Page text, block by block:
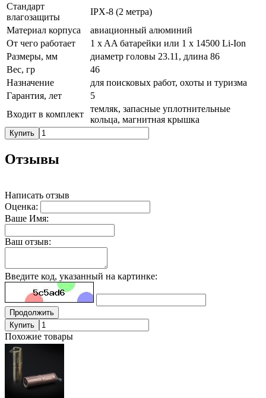
Стандарт
влагозащиты
IPX-8 (2 метра)
Материал корпуса
авиационный алюминий
От чего работает
1 x AA батарейки или 1 x 14500 Li-Ion
Размеры, мм
диаметр головы 23.11, длина 86
Вес, гр
46
Назначение
для поисковых работ, охоты и туризма
Гарантия, лет
5
Входит в комплект
темляк, запасные уплотнительные
кольца, магнитная крышка
Купить
Отзывы
Написать отзыв
Оценка:
Ваше Имя:
Ваш отзыв:
Введите код, указанный на картинке:
Продолжить
Купить
Похожие товары